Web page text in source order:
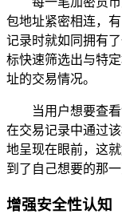
包地址紧密相连，
记录时就如同拥有
标快速筛选出与特
址的交易情况。
当用户想要查
在交易记录中通过
地呈现在眼前，这
到了自己想要的那
增强安全性认知